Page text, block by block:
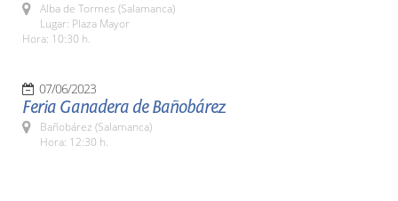
Alba de Tormes (Salamanca)
Lugar: Plaza Mayor
Hora: 10:30 h.
07/06/2023
Feria Ganadera de Bañobárez
Bañobárez (Salamanca)
Hora: 12:30 h.